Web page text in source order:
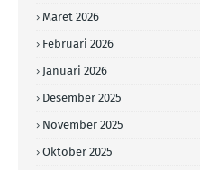
Maret 2026
Februari 2026
Januari 2026
Desember 2025
November 2025
Oktober 2025